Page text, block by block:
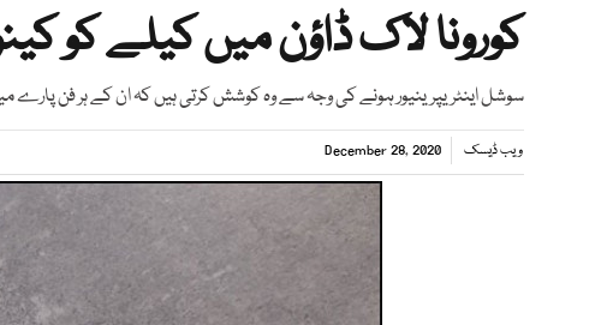
کورونا لاک ڈاؤن میں کیلے کو
سوشل اینٹریپرینیور ہونے کی وجہ سے وہ کوشش کرتی ہیں کہ ان کے ہر فن پارے
ویب ڈیسک December 28, 2020